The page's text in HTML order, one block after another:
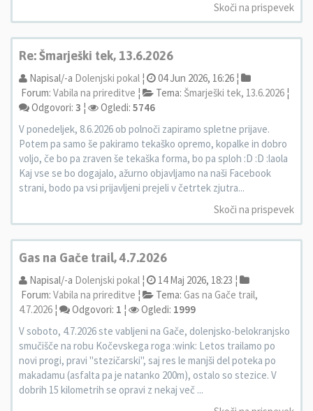
Skoči na prispevek
Re: Šmarješki tek, 13.6.2026
Napisal/-a Dolenjski pokal ¦
04 Jun 2026, 16:26 ¦
Forum: Vabila na prireditve ¦ Tema: Šmarješki tek, 13.6.2026 ¦
Odgovori: 3 ¦ Ogledi: 5746
V ponedeljek, 8.6.2026 ob polnoči zapiramo spletne prijave.
Potem pa samo še pakiramo tekaško opremo, kopalke in dobro
voljo, če bo pa zraven še tekaška forma, bo pa sploh :D :D :laola
Kaj vse se bo dogajalo, ažurno objavljamo na naši Facebook
strani, bodo pa vsi prijavljeni prejeli v četrtek zjutra...
Skoči na prispevek
Gas na Gače trail, 4.7.2026
Napisal/-a Dolenjski pokal ¦
14 Maj 2026, 18:23 ¦
Forum: Vabila na prireditve ¦ Tema: Gas na Gače trail,
4.7.2026 ¦ Odgovori: 1 ¦ Ogledi: 1999
V soboto, 4.7.2026 ste vabljeni na Gače, dolenjsko-belokranjsko
smučišče na robu Kočevskega roga :wink: Letos trailamo po
novi progi, pravi "stezičarski", saj res le manjši del poteka po
makadamu (asfalta pa je natanko 200m), ostalo so stezice. V
dobrih 15 kilometrih se opravi z nekaj več ...